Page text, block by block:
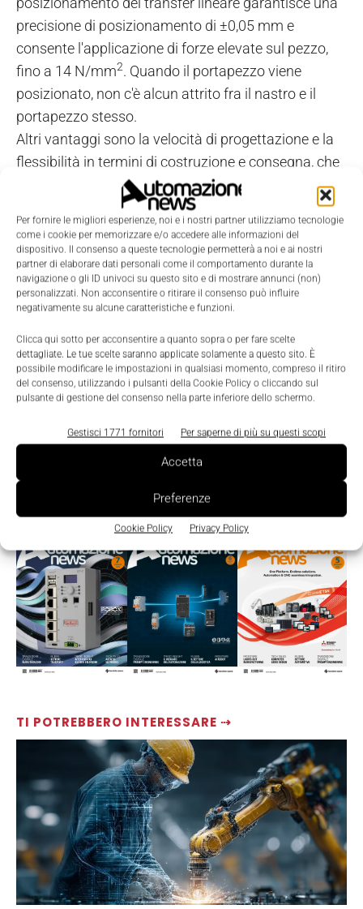
Per fornire le migliori esperienze, noi e i nostri partner utilizziamo tecnologie
come i cookie per memorizzare e/o accedere alle informazioni del
dispositivo. Il consenso a queste tecnologie permetterà a noi e ai nostri
partner di elaborare dati personali come il comportamento durante la
navigazione o gli ID univoci su questo sito e di mostrare annunci (non)
personalizzati. Non acconsentire o ritirare il consenso può influire
negativamente su alcune caratteristiche e funzioni.
Clicca qui sotto per acconsentire a quanto sopra o per fare scelte
dettagliate. Le tue scelte saranno applicate solamente a questo sito. È
possibile modificare le impostazioni in qualsiasi momento, compreso il ritiro
del consenso, utilizzando i pulsanti della Cookie Policy o cliccando sul
pulsante di gestione del consenso nella parte inferiore dello schermo.
Gestisci 1771 fornitori Per saperne di più su questi scopi
Accetta
Preferenze
Cookie Policy Privacy Policy
LEGGI LA RIVISTA ⇢
TI POTREBBERO INTERESSARE ⇢
precisione di posizionamento di ±0,05 mm e
consente l'applicazione di forze elevate sul pezzo,
fino a 14 N/mm2. Quando il portapezzo viene
posizionato, non c'è alcun attrito fra il nastro e il
portapezzo stesso.
Altri vantaggi sono la velocità di progettazione e la
flessibilità in termini di costruzione e consegna, che
avviene normalmente entro quattro settimane.